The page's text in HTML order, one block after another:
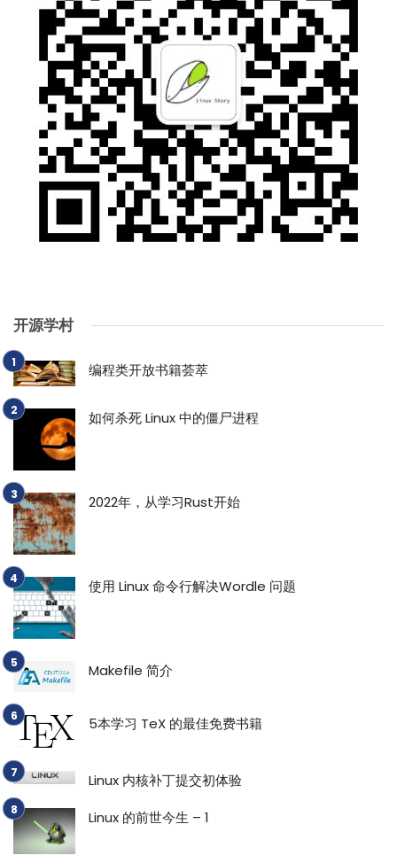
开源学村
编程类开放书籍荟萃
如何杀死 Linux 中的僵尸进程
2022年，从学习Rust开始
使用 Linux 命令行解决Wordle 问题
Makefile 简介
5本学习 TeX 的最佳免费书籍
Linux 内核补丁提交初体验
Linux 的前世今生 – 1